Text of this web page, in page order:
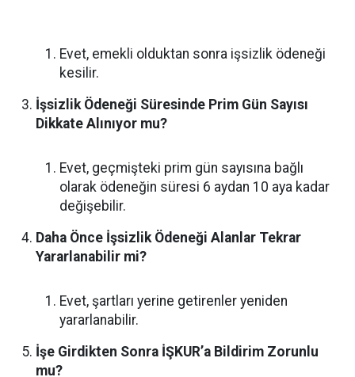
Evet, emekli olduktan sonra işsizlik ödeneği
kesilir.
İşsizlik Ödeneği Süresinde Prim Gün Sayısı
Dikkate Alınıyor mu?
Evet, geçmişteki prim gün sayısına bağlı
olarak ödeneğin süresi 6 aydan 10 aya kadar
değişebilir.
Daha Önce İşsizlik Ödeneği Alanlar Tekrar
Yararlanabilir mi?
Evet, şartları yerine getirenler yeniden
yararlanabilir.
İşe Girdikten Sonra İŞKUR’a Bildirim Zorunlu
mu?